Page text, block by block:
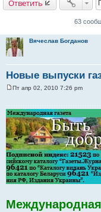
Ответить
63
Вячеслав Богданов
Новые выпуски
о
б
щ
е
н
и
е
Пт апр 02, 2010 7:26 pm